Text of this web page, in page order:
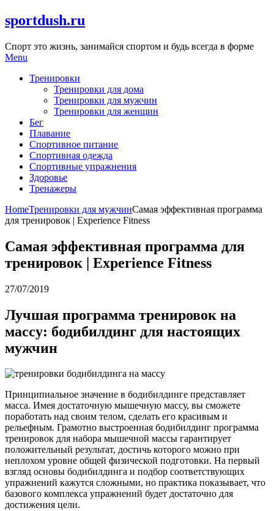
Skip
to
sportdush.ru
Спорт это жизнь, занимайся спортом и будь всегда в форме
Menu
Тренировки
Тренировки для дома
Тренировки для мужчин
Тренировки для женщин
Бег
Плавание
Спортивное питание
Спортивная одежда
Спортивные упражнения
Здоровье
Тренажеры
HomeТренировки для мужчинСамая эффективная программа
для тренировок | Experience Fitness
Самая эффективная программа для
тренировок | Experience Fitness
27/07/2019
Лучшая программа тренировок на
массу: бодибилдинг для настоящих
мужчин
Принципиальное значение в бодибилдинге представляет
масса. Имея достаточную мышечную массу, вы сможете
поработать над своим телом, сделать его красивым и
рельефным. Грамотно выстроенная бодибилдинг программа
тренировок для набора мышечной массы гарантирует
положительный результат, достичь которого можно при
неплохом уровне общей физической подготовки. На первый
взгляд основы бодибилдинга и подбор соответствующих
упражнений кажутся сложными, но практика показывает, что
базового комплекса упражнений будет достаточно для
достижения цели.